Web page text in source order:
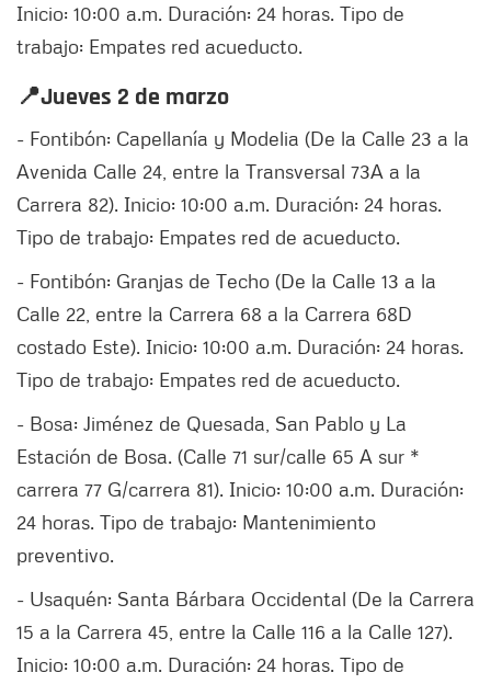
Inicio: 10:00 a.m. Duración: 24 horas. Tipo de
trabajo: Empates red acueducto.
📍Jueves 2 de marzo
- Fontibón: Capellanía y Modelia (De la Calle 23 a la
Avenida Calle 24, entre la Transversal 73A a la
Carrera 82). Inicio: 10:00 a.m. Duración: 24 horas.
Tipo de trabajo: Empates red de acueducto.
- Fontibón: Granjas de Techo (De la Calle 13 a la
Calle 22, entre la Carrera 68 a la Carrera 68D
costado Este). Inicio: 10:00 a.m. Duración: 24 horas.
Tipo de trabajo: Empates red de acueducto.
- Bosa: Jiménez de Quesada, San Pablo y La
Estación de Bosa. (Calle 71 sur/calle 65 A sur *
carrera 77 G/carrera 81). Inicio: 10:00 a.m. Duración:
24 horas. Tipo de trabajo: Mantenimiento
preventivo.
- Usaquén: Santa Bárbara Occidental (De la Carrera
15 a la Carrera 45, entre la Calle 116 a la Calle 127).
Inicio: 10:00 a.m. Duración: 24 horas. Tipo de